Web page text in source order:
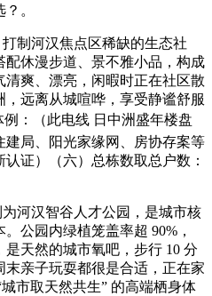
。
制河汉焦点区稀缺的生态社
配休漫步道、景不雅小品，构成
爽、漂亮，闲暇时正在社区散
远离从城喧哗，享受静谧舒服
：（此电线 日中洲盛年楼盘
局、阳光家缘网、房协存案等
证）（六）总栋数取总户数：
河汉智谷人才公园，是城市核
公园内绿植笼盖率超 90%，
天然的城市氧吧，步行 10 分
亲子玩耍都很是合适，正在家
市取天然共生” 的高端栖身体